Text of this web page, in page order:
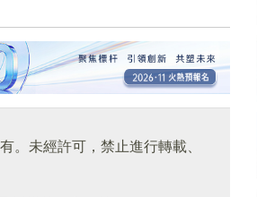
。未經許可，禁止進行轉載、